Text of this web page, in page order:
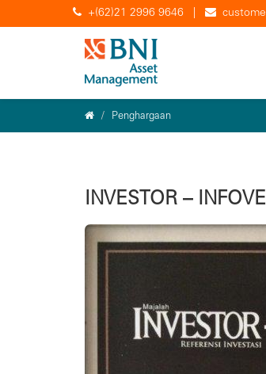
+(62)21 2996 9646
Penghargaan
INVESTOR –